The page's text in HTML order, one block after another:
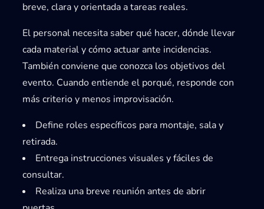
breve, clara y orientada a tareas reales.
El personal necesita saber qué hacer, dónde llevar
cada material y cómo actuar ante incidencias.
También conviene que conozca los objetivos del
evento. Cuando entiende el porqué, responde con
más criterio y menos improvisación.
Define roles específicos para montaje, sala y
retirada.
Entrega instrucciones visuales y fáciles de
consultar.
Realiza una breve reunión antes de abrir